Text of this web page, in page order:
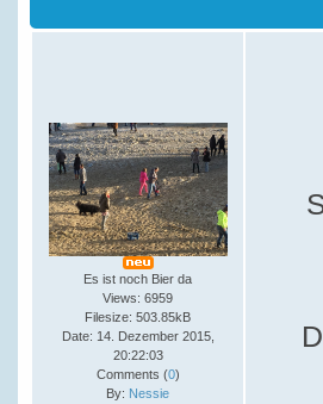
Es ist noch Bier da
Views: 6959
Filesize: 503.85kB
Date: 14. Dezember 2015,
20:22:03
Comments (0)
By: Nessie